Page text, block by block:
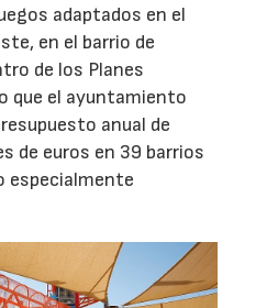
adaptados en el
en el barrio de
de los Planes
que el ayuntamiento
anual de
de euros en 39 barrios
especialmente